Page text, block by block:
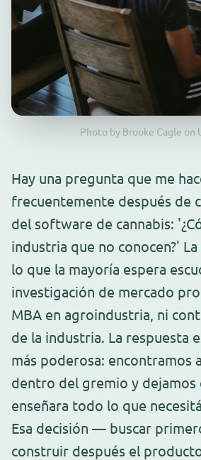
Photo by Brooke Cagle on
Hay una pregunta que me
frecuentemente después de
del software de cannabis:
industria que no conocen?'
lo que la mayoría espera
investigación de mercado
MBA en agroindustria, ni
de la industria. La respuesta
más poderosa: encontramos
dentro del gremio y dejamos
enseñara todo lo que
Esa decisión — buscar
construir después el